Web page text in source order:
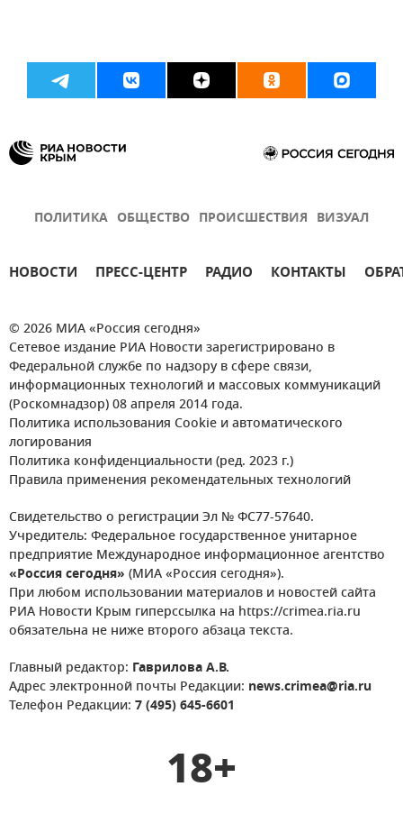
ПОЛИТИКА ОБЩЕСТВО ПРОИСШЕСТВИЯ ВИЗУАЛ
НОВОСТИ ПРЕСС-ЦЕНТР РАДИО КОНТАКТЫ
© 2026 МИА «Россия сегодня»
Сетевое издание РИА Новости зарегистрировано в
Федеральной службе по надзору в сфере связи,
информационных технологий и массовых коммуникаций
(Роскомнадзор) 08 апреля 2014 года.
Политика использования Cookie и автоматического
логирования
Политика конфиденциальности (ред. 2023 г.)
Правила применения рекомендательных технологий
Свидетельство о регистрации Эл № ФС77-57640.
Учредитель: Федеральное государственное унитарное
предприятие Международное информационное агентство
«Россия сегодня» (МИА «Россия сегодня»).
При любом использовании материалов и новостей сайта
РИА Новости Крым гиперссылка на https://crimea.ria.ru
обязательна не ниже второго абзаца текста.
Главный редактор: Гаврилова А.В.
Адрес электронной почты Редакции: news.crimea@ria.ru
Телефон Редакции: 7 (495) 645-6601
18+